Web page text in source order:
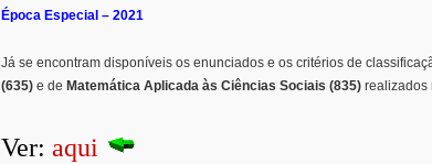
Época Especial – 2021
Já se encontram disponíveis os enunciados e os critérios de
(635) e de Matemática Aplicada às Ciências Sociais (835) realizados
Ver: aqui